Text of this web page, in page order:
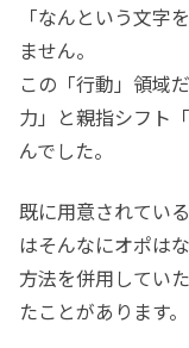
「なんという文字
ません。
この「行動」領域
力」と親指シフト
んでした。
既に用意されてい
はそんなにオポは
方法を併用してい
たことがあります。